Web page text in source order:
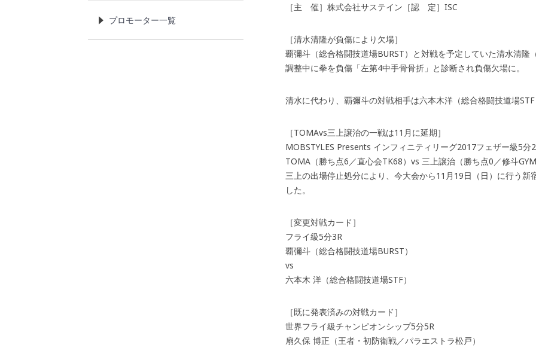
［主 催］株式会社サステイン［認 定］ISC
［清水清隆が負傷により欠場］
覇彌斗（総合格闘技道場BURST）と対戦を予定していた清水清隆
調整中に拳を負傷「左第4中手骨骨折」と診断され負傷欠場に。
清水に代わり、覇彌斗の対戦相手は六本木洋（総合格闘技道場STF
［TOMAvs三上譲治の一戦は11月に延期］
MOBSTYLES Presents インフィニティリーグ2017フェザー級5分
TOMA（勝ち点6／直心会TK68）vs 三上譲治（勝ち点0／修斗
三上の出場停止処分により、今大会から11月19日（日）に行う新
した。
［変更対戦カード］
フライ級5分3R
覇彌斗（総合格闘技道場BURST）
vs
六本木 洋（総合格闘技道場STF）
［既に発表済みの対戦カード］
世界フライ級チャンピオンシップ5分5R
扇久保 博正（王者・初防衛戦／パラエストラ松戸）
プロモーター一覧